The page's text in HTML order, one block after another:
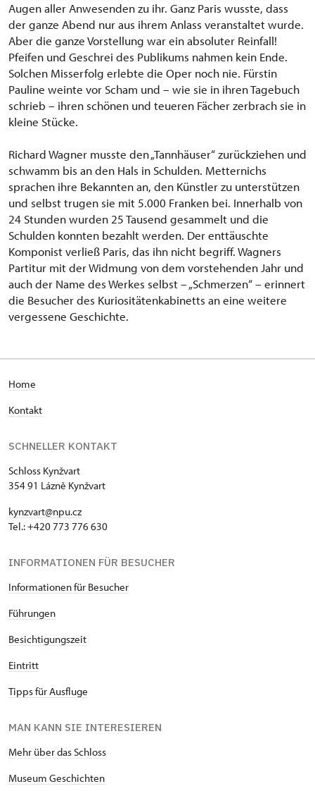
Augen aller Anwesenden zu ihr. Ganz Paris wusste, dass
der ganze Abend nur aus ihrem Anlass veranstaltet wurde.
Aber die ganze Vorstellung war ein absoluter Reinfall!
Pfeifen und Geschrei des Publikums nahmen kein Ende.
Solchen Misserfolg erlebte die Oper noch nie. Fürstin
Pauline weinte vor Scham und – wie sie in ihren Tagebuch
schrieb – ihren schönen und teueren Fächer zerbrach sie in
kleine Stücke.
Richard Wagner musste den „Tannhäuser“ zurückziehen und
schwamm bis an den Hals in Schulden. Metternichs
sprachen ihre Bekannten an, den Künstler zu unterstützen
und selbst trugen sie mit 5.000 Franken bei. Innerhalb von
24 Stunden wurden 25 Tausend gesammelt und die
Schulden konnten bezahlt werden. Der enttäuschte
Komponist verließ Paris, das ihn nicht begriff. Wagners
Partitur mit der Widmung von dem vorstehenden Jahr und
auch der Name des Werkes selbst – „Schmerzen“ – erinnert
die Besucher des Kuriositätenkabinetts an eine weitere
vergessene Geschichte.
Home
Kontakt
SCHNELLER KONTAKT
Schloss Kynžvart
354 91 Lázně Kynžvart
kynzvart@npu.cz
Tel.: +420 773 776 630
INFORMATIONEN FÜR BESUCHER
Informationen für Besucher
Führungen
Besichtigungszeit
Eintritt
Tipps für Ausfluge
MAN KANN SIE INTERESIEREN
Mehr über das Schloss
Museum Geschichten